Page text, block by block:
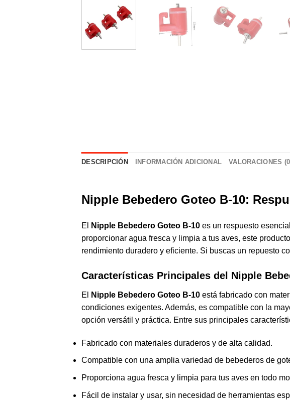
DESCRIPCIÓN INFORMACIÓN ADICIONAL VALORACIONES
Nipple Bebedero Goteo B-10:
El Nipple Bebedero Goteo B-10 es un respuesto
proporcionar agua fresca y limpia a tus aves, este
rendimiento duradero y eficiente. Si buscas un repuesto
Características Principales del Nipple
El Nipple Bebedero Goteo B-10 está fabricado con
condiciones exigentes. Además, es compatible con la
opción versátil y práctica. Entre sus principales
Fabricado con materiales duraderos y de alta calidad.
Compatible con una amplia variedad de bebederos de
Proporciona agua fresca y limpia para tus aves en todo
Fácil de instalar y usar, sin necesidad de herramientas